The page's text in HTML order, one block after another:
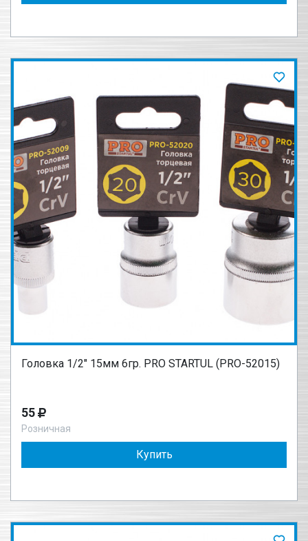
Головка 1/2" 15мм 6гр. PRO STARTUL (PRO-52015)
55
Розничная
Купить